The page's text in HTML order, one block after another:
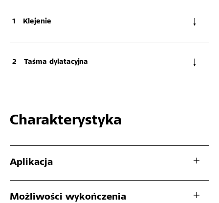
Klejenie
Taśma dylatacyjna
Charakterystyka
Aplikacja
Możliwości wykończenia